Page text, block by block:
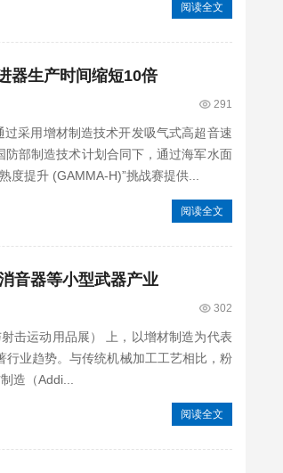
阅读全文
器生产时间缩短10倍
291
采用增材制造技术开发吸气式高超音速
部制造技术计划合同下，通过海军水面
度提升 (GAMMA-H)”挑战赛提供...
阅读全文
音器等小型武器产业
302
运动用品展） 上，以增材制造为代表
业趋势。与传统机械加工工艺相比，粉
制造（Addi...
阅读全文